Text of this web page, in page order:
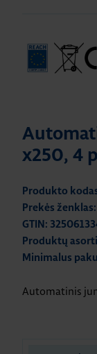
x250, 4
Produkto
Prekės
GTIN:
Produktų
Minimalus
Automatinis